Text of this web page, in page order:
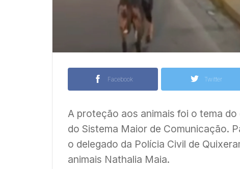
Facebook Twitter
A proteção aos animais foi o tema
do Sistema Maior de Comunicação.
o delegado da Polícia Civil de
animais Nathalia Maia.